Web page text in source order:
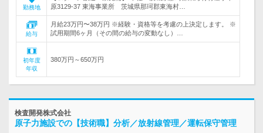
勤務地
原3129-37 東海事業所 茨城県那珂郡東海村…
給与
月給23万円〜38万円 ※経験・資格等を考慮の上決定します。 ※
試用期間6ヶ月（その間の給与の変動なし）…
初年度
年収
380万円～650万円
検査開発株式会社
原子力施設での【技術職】分析／放射線管理／運転保守管理